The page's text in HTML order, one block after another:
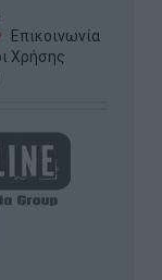
Επικοινωνία
Χρήσης